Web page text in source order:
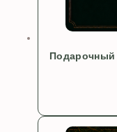
Подарочный